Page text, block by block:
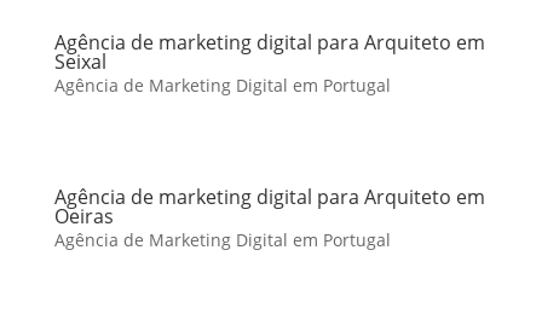
Agência de marketing digital para Arquiteto em
Seixal
Agência de Marketing Digital em Portugal
Agência de marketing digital para Arquiteto em
Oeiras
Agência de Marketing Digital em Portugal